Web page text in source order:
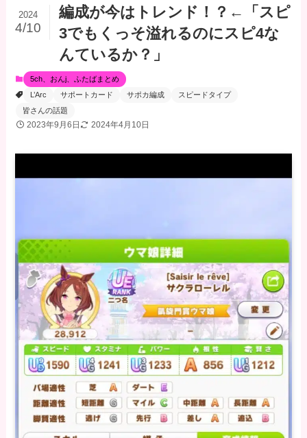
編成が今はトレンド！？←「スピ
3でもくっそ溢れるのにスピ4な
んているか？」
2024
4/10
5ch、おんj、ふたばまとめ
L’Arc
サポートカード サポカ編成
スピードタイプ
皆さんの話題
2023年9月6日 2024年4月10日